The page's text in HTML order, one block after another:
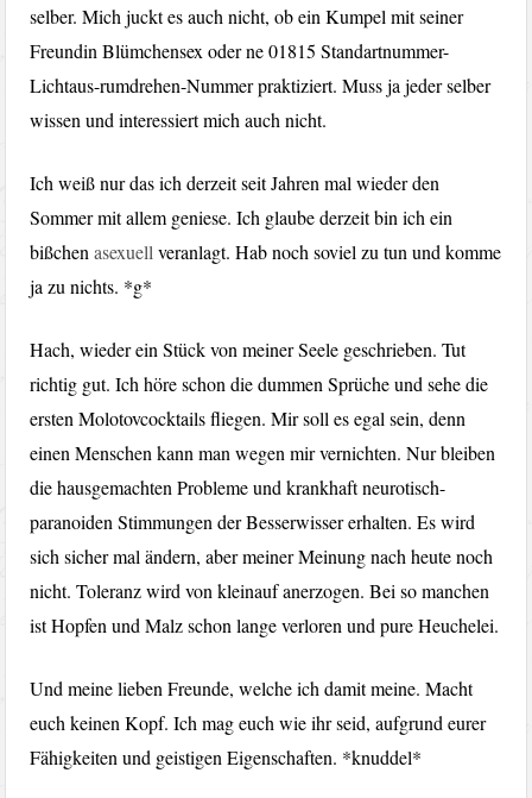
selber. Mich juckt es auch nicht, ob ein Kumpel mit seiner
Freundin Blümchensex oder ne 01815 Standartnummer-
Lichtaus-rumdrehen-Nummer praktiziert. Muss ja jeder selber
wissen und interessiert mich auch nicht.
Ich weiß nur das ich derzeit seit Jahren mal wieder den
Sommer mit allem geniese. Ich glaube derzeit bin ich ein
bißchenasexuell veranlagt. Hab noch soviel zu tun und komme
ja zu nichts. *g*
Hach, wieder ein Stück von meiner Seele geschrieben. Tut
richtig gut. Ich höre schon die dummen Sprüche und sehe die
ersten Molotovcocktails fliegen. Mir soll es egal sein, denn
einen Menschen kann man wegen mir vernichten. Nur bleiben
die hausgemachten Probleme und krankhaft neurotisch-
paranoiden Stimmungen der Besserwisser erhalten. Es wird
sich sicher mal ändern, aber meiner Meinung nach heute noch
nicht. Toleranz wird von kleinauf anerzogen. Bei so manchen
ist Hopfen und Malz schon lange verloren und pure Heuchelei.
Und meine lieben Freunde, welche ich damit meine. Macht
euch keinen Kopf. Ich mag euch wie ihr seid, aufgrund eurer
Fähigkeiten und geistigen Eigenschaften. *knuddel*